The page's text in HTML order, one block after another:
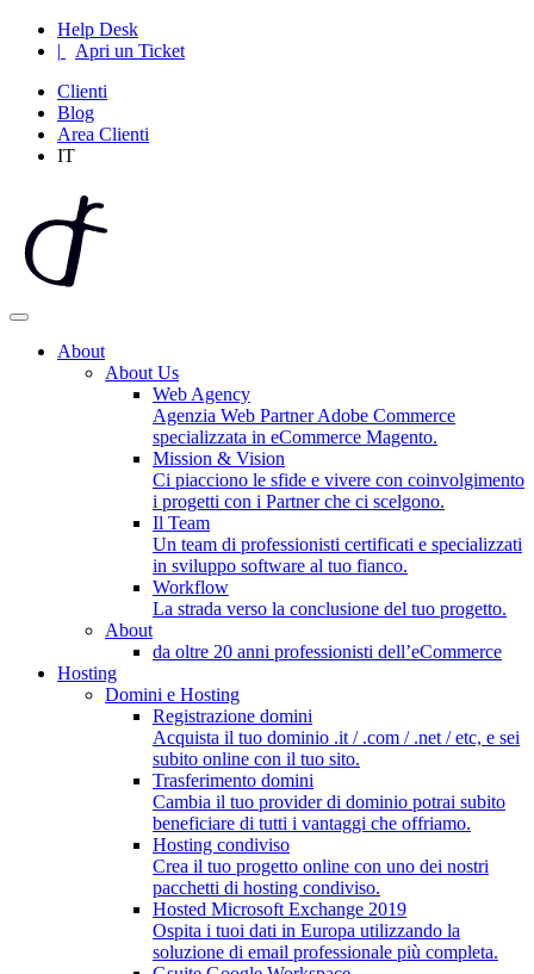
Help Desk
|
Apri un Ticket
Clienti
Blog
Area Clienti
IT
About
About Us
Web Agency
Agenzia Web Partner Adobe Commerce
specializzata in eCommerce Magento.
Mission & Vision
Ci piacciono le sfide e vivere con coinvolgimento
i progetti con i Partner che ci scelgono.
Il Team
Un team di professionisti certificati e specializzati
in sviluppo software al tuo fianco.
Workflow
La strada verso la conclusione del tuo progetto.
About
da oltre 20 anni professionisti dell’eCommerce
Hosting
Domini e Hosting
Registrazione domini
Acquista il tuo dominio .it / .com / .net / etc, e sei
subito online con il tuo sito.
Trasferimento domini
Cambia il tuo provider di dominio potrai subito
beneficiare di tutti i vantaggi che offriamo.
Hosting condiviso
Crea il tuo progetto online con uno dei nostri
pacchetti di hosting condiviso.
Hosted Microsoft Exchange 2019
Ospita i tuoi dati in Europa utilizzando la
soluzione di email professionale più completa.